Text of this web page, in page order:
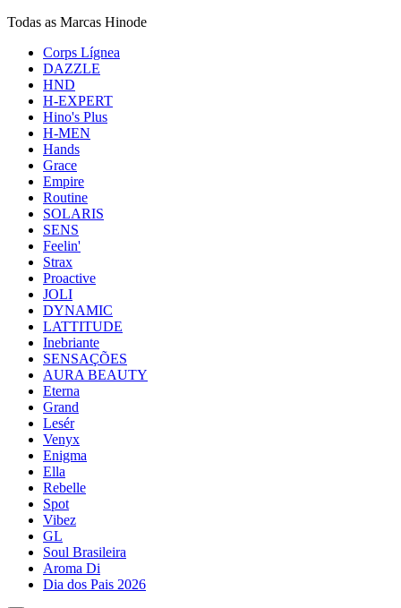
Todas as Marcas Hinode
Corps Lígnea
DAZZLE
HND
H-EXPERT
Hino's Plus
H-MEN
Hands
Grace
Empire
Routine
SOLARIS
SENS
Feelin'
Strax
Proactive
JOLI
DYNAMIC
LATTITUDE
Inebriante
SENSAÇÕES
AURA BEAUTY
Eterna
Grand
Lesér
Venyx
Enigma
Ella
Rebelle
Spot
Vibez
GL
Soul Brasileira
Aroma Di
Dia dos Pais 2026